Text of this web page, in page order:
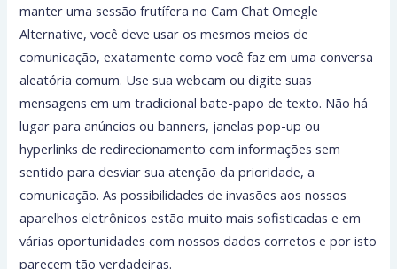
manter uma sessão frutífera no Cam Chat Omegle
Alternative, você deve usar os mesmos meios de
comunicação, exatamente como você faz em uma conversa
aleatória comum. Use sua webcam ou digite suas
mensagens em um tradicional bate-papo de texto. Não há
lugar para anúncios ou banners, janelas pop-up ou
hyperlinks de redirecionamento com informações sem
sentido para desviar sua atenção da prioridade, a
comunicação. As possibilidades de invasões aos nossos
aparelhos eletrônicos estão muito mais sofisticadas e em
várias oportunidades com nossos dados corretos e por isto
parecem tão verdadeiras.